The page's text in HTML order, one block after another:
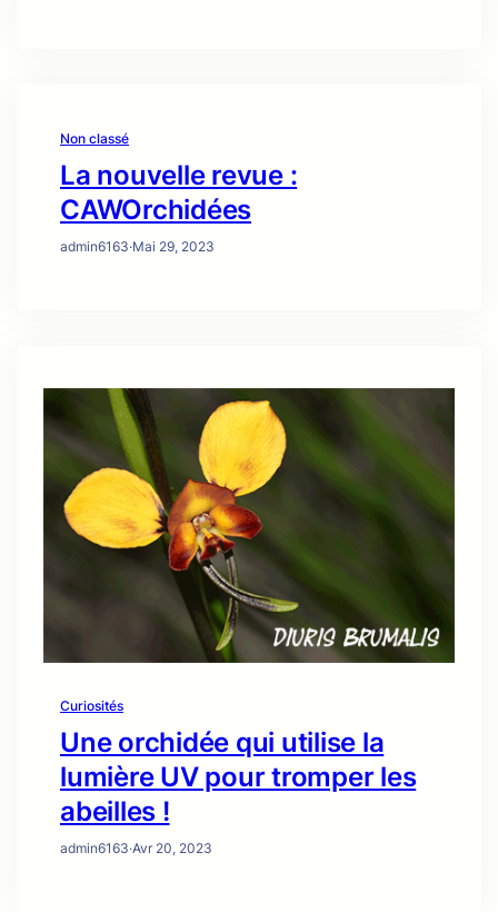
Non classé
La nouvelle revue :
CAWOrchidées
admin6163·Mai 29, 2023
Curiosités
Une orchidée qui utilise la
lumière UV pour tromper les
abeilles !
admin6163·Avr 20, 2023